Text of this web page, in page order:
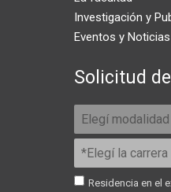
Investigación y
Eventos y Noticias
Solicitud
Residencia en el